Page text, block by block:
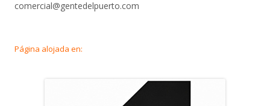
comercial@gentedelpuerto.com
Página alojada en: